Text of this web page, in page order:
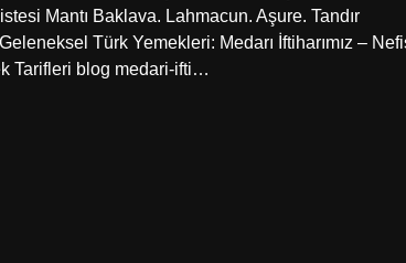
Mantı Baklava. Lahmacun. Aşure. Tandır
Türk Yemekleri: Medarı İftiharımız –
Tarifleri blog medari-ifti…